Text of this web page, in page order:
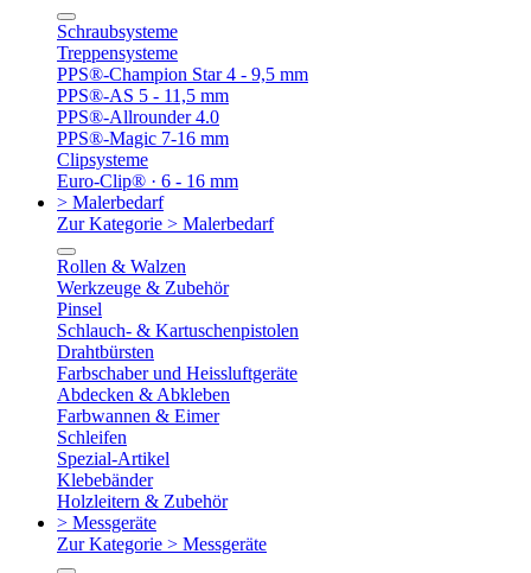
Schraubsysteme
Treppensysteme
PPS®-Champion Star 4 - 9,5 mm
PPS®-AS 5 - 11,5 mm
PPS®-Allrounder 4.0
PPS®-Magic 7-16 mm
Clipsysteme
Euro-Clip® · 6 - 16 mm
> Malerbedarf
Zur Kategorie > Malerbedarf
Rollen & Walzen
Werkzeuge & Zubehör
Pinsel
Schlauch- & Kartuschenpistolen
Drahtbürsten
Farbschaber und Heissluftgeräte
Abdecken & Abkleben
Farbwannen & Eimer
Schleifen
Spezial-Artikel
Klebebänder
Holzleitern & Zubehör
> Messgeräte
Zur Kategorie > Messgeräte